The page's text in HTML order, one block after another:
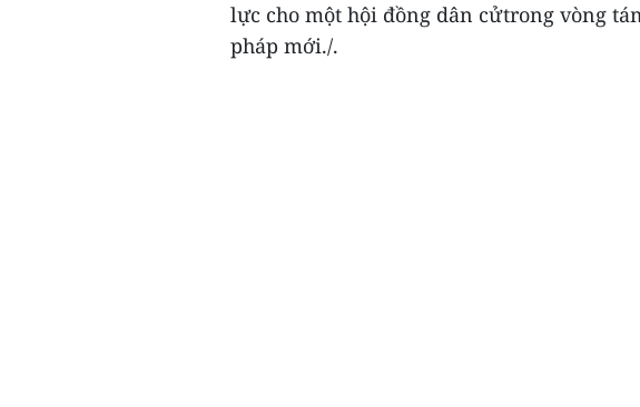
lực cho một hội đồng dân cửtrong vòng
pháp mới./.